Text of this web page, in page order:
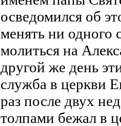
осведомился об
менять ни одного
молиться на
другой же день
служба в церкви
раз после двух
толпами бежал в